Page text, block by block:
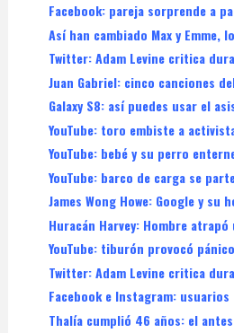
Facebook: pareja sorprende a
Así han cambiado Max y Emme,
Twitter: Adam Levine critica
Juan Gabriel: cinco canciones
Galaxy S8: así puedes usar el
YouTube: toro embiste a
YouTube: bebé y su perro
YouTube: barco de carga se
James Wong Howe: Google y su
Huracán Harvey: Hombre
YouTube: tiburón provocó
Twitter: Adam Levine critica
Facebook e Instagram:
Thalía cumplió 46 años: el